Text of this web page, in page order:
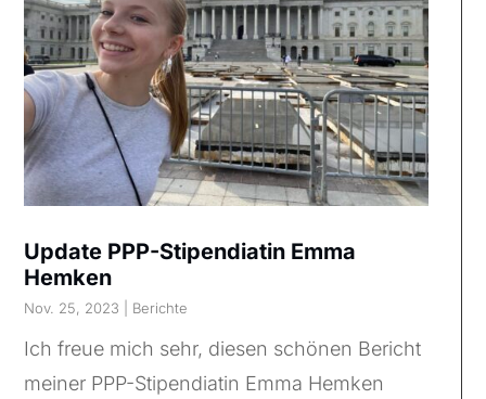
Update PPP-Stipendiatin Emma
Hemken
Nov. 25, 2023 Berichte
Ich freue mich sehr, diesen schönen Bericht
meiner PPP-Stipendiatin Emma Hemken